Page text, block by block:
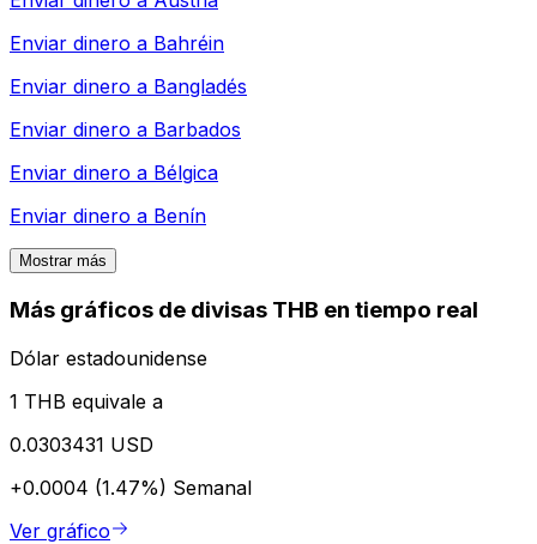
Enviar dinero a Bahréin
Enviar dinero a Bangladés
Enviar dinero a Barbados
Enviar dinero a Bélgica
Enviar dinero a Benín
Mostrar más
Más gráficos de divisas THB en tiempo real
Dólar estadounidense
1 THB equivale a
0.0303431 USD
+0.0004 (1.47%) Semanal
Ver gráfico